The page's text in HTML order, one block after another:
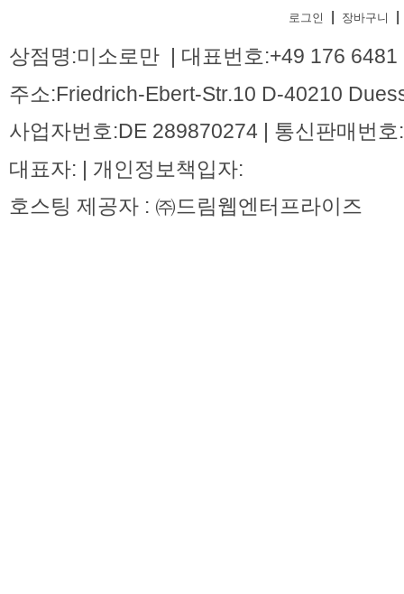
로그인 장바구니
상점명:미소로만 | 대표번호:+49 176 6481
주소:Friedrich-Ebert-Str.10 D-40210
사업자번호:DE 289870274 | 통신판매번호:
대표자: | 개인정보책입자:
호스팅 제공자 : ㈜드림웹엔터프라이즈